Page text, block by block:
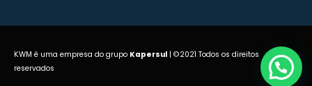
KWM é uma empresa do grupo Kapersul | ©2021 Todos os direitos
reservados